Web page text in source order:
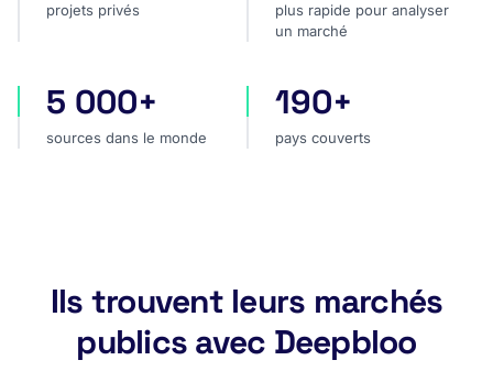
projets privés
plus rapide pour analyser
un marché
sources dans le monde
5 000+
sources dans le monde
pays couverts
190+
pays couverts
Ils trouvent leurs marchés
publics avec Deepbloo